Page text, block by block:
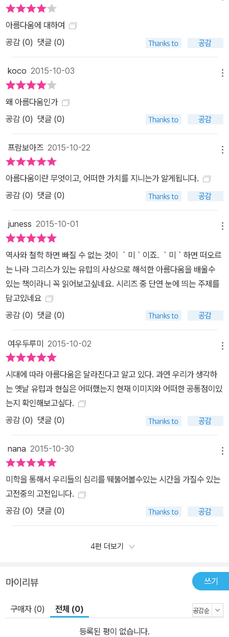
아름다움에 대하여
공감 (0) 댓글 (0)
koco 2015-10-03
왜 아름다움인가
공감 (0) 댓글 (0)
프람보아즈 2015-10-22
아름다움이란 무엇이고, 어떠한 가치를 지니는가 알게됩니다.
공감 (0) 댓글 (0)
juness 2015-10-01
역사와 철학 하면 빠질 수 없는 것이 ｀미｀이죠. ｀미｀하면 떠오르
는 나라 그리스가 있는 유럽의 사상으로 해석한 아름다움을 배울수
있는 책이라니 꼭 읽어보고싶네요. 시리즈 중 단연 눈에 띄는 주제를
담고있네요
공감 (0) 댓글 (0)
여우두루미 2015-10-02
시대에 따라 아름다움은 달라진다고 알고 있다. 과연 우리가 생각하
는 옛날 유럽과 현실은 어떠했는지 현재 이미지와 어떠한 공통점이있
는지 확인해보고싶다.
공감 (0) 댓글 (0)
nana 2015-10-30
미학을 통해서 우리들의 심리를 뛔뚫어볼수있는 시간을 가질수 있는
고전중의 고전입니다.
공감 (0) 댓글 (0)
4편 더보기
마이리뷰 쓰기
구매자 (0) 전체 (0)
등록된 평이 없습니다.